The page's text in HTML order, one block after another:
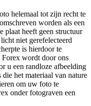
helemaal tot zijn recht te
worden als een
plaat heeft geen structuur
niet gerefelecteerd
is hierdoor te
wordt door ons
u een randloze afbeelding
het materiaal van nature
om uw foto te
onder fotograven een